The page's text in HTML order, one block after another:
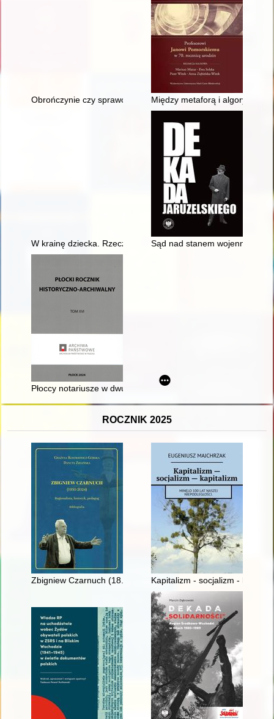
Obrończynie czy sprawczynie? : kryminologiczno-prawne
Między metaforą i algorytmem
W krainę dziecka. Rzecz o uroku dziecięctwa" na
Sąd nad stanem wojennym czy
Płoccy notariusze w dwudziestoleciu międzywojennym -
ROCZNIK 2025
Zbigniew Czarnuch (18.03.1930 - 22.09.2024) : regionalista,
Kapitalizm - socjalizm -